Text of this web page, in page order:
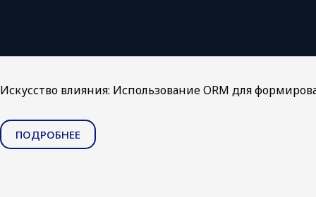
Искусство влияния: Использование ORM для
ПОДРОБНЕЕ